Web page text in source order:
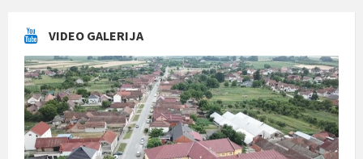
VIDEO GALERIJA